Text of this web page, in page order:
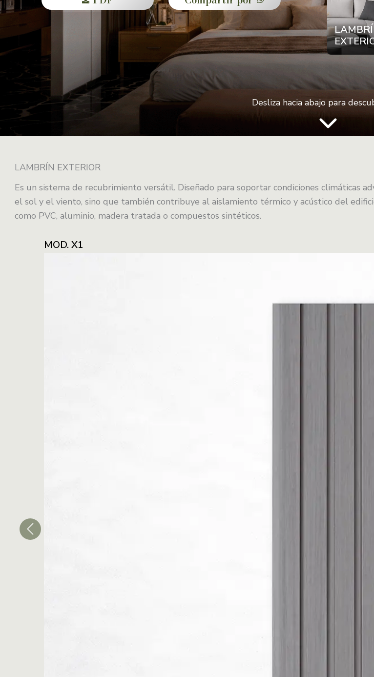
Desliza hacia abajo para
LAMBRÍN EXTERIOR
Es un sistema de recubrimiento versátil. Diseñado para soportar condiciones climáticas
el sol y el viento, sino que también contribuye al aislamiento térmico y acústico del
como PVC, aluminio, madera tratada o compuestos sintéticos.
MOD. X1